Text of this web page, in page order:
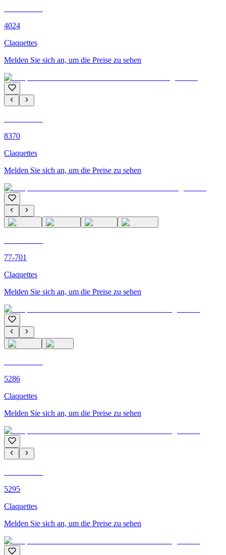
4024
Claquettes
Melden Sie sich an, um die Preise zu sehen
8370
Claquettes
Melden Sie sich an, um die Preise zu sehen
77-701
Claquettes
Melden Sie sich an, um die Preise zu sehen
5286
Claquettes
Melden Sie sich an, um die Preise zu sehen
5295
Claquettes
Melden Sie sich an, um die Preise zu sehen